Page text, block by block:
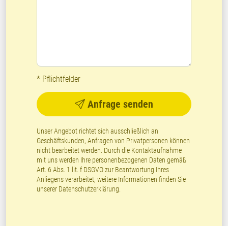
* Pflichtfelder
Anfrage senden
Unser Angebot richtet sich ausschließlich an
Geschäftskunden, Anfragen von Privatpersonen können
nicht bearbeitet werden. Durch die Kontaktaufnahme
mit uns werden Ihre personenbezogenen Daten gemäß
Art. 6 Abs. 1 lit. f DSGVO zur Beantwortung Ihres
Anliegens verarbeitet, weitere Informationen finden Sie
unserer Datenschutzerklärung.